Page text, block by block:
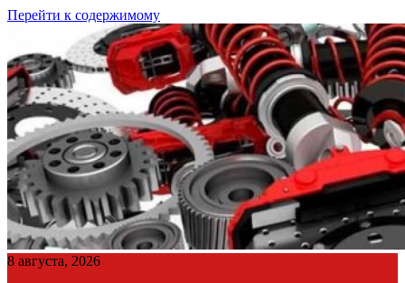
Перейти к содержимому
8 августа, 2026